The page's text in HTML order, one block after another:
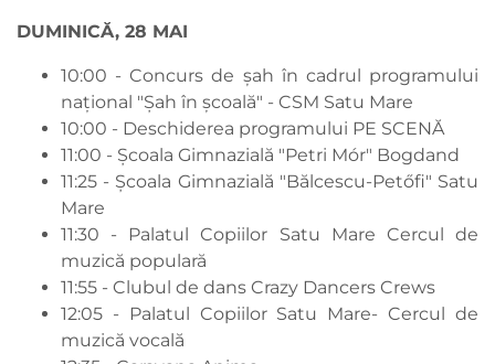
DUMINICĂ, 28 MAI
10:00 - Concurs de șah în cadrul programului
național "Șah în școală" - CSM Satu Mare
10:00 - Deschiderea programului PE SCENĂ
11:00 - Școala Gimnazială "Petri Mór" Bogdand
11:25 - Școala Gimnazială "Bălcescu-Petőfi" Satu
Mare
11:30 - Palatul Copiilor Satu Mare Cercul de
muzică populară
11:55 - Clubul de dans Crazy Dancers Crews
12:05 - Palatul Copiilor Satu Mare- Cercul de
muzică vocală